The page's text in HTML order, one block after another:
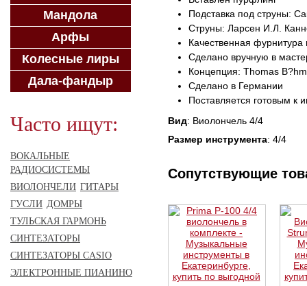
Подставка под струны:
Струны: Ларсен И.Л.
Качественная
Сделано вручную в
Концепция: Thomas
Сделано в Германии
Поставляется готовым к
Вид: Виолончель 4/4
Размер инструмента: 4/4
Сопутствующие
Мандола
Арфы
Колесные лиры
Дала-фандыр
Часто ищут:
ВОКАЛЬНЫЕ
РАДИОСИСТЕМЫ
ВИОЛОНЧЕЛИ ГИТАРЫ
ГУСЛИ ДОМРЫ
ТУЛЬСКАЯ ГАРМОНЬ
СИНТЕЗАТОРЫ
СИНТЕЗАТОРЫ CASIO
ЭЛЕКТРОННЫЕ ПИАНИНО